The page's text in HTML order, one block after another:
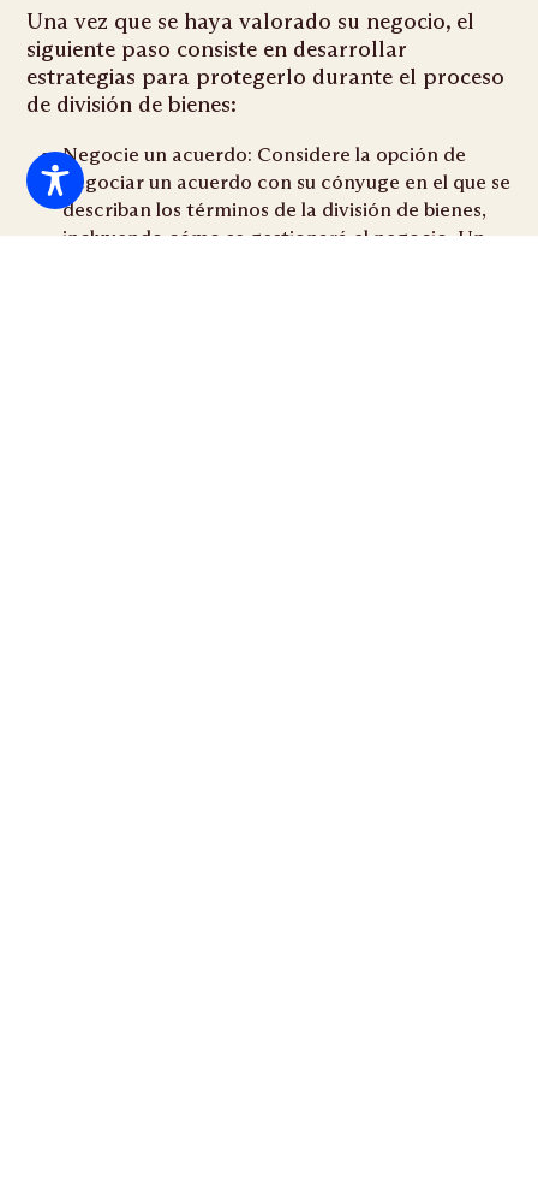
Una vez que se haya valorado su negocio, el
siguiente paso consiste en desarrollar
estrategias para protegerlo durante el proceso
de división de bienes:
Negocie un acuerdo: Considere la opción de
negociar un acuerdo con su cónyuge en el que se
describan los términos de la división de bienes,
incluyendo cómo se gestionará el negocio. Un